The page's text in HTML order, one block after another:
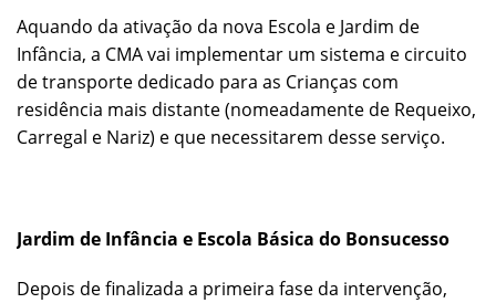
Aquando da ativação da nova Escola e Jardim de
Infância, a CMA vai implementar um sistema e circuito
de transporte dedicado para as Crianças com
residência mais distante (nomeadamente de Requeixo,
Carregal e Nariz) e que necessitarem desse serviço.
Jardim de Infância e Escola Básica do Bonsucesso
Depois de finalizada a primeira fase da intervenção,